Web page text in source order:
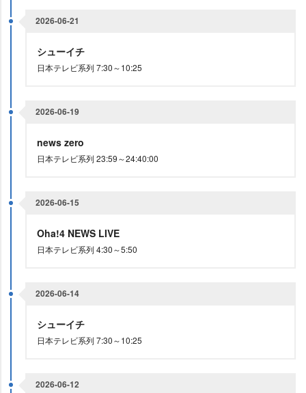
2026-06-21
シューイチ
日本テレビ系列 7:30～10:25
2026-06-19
news zero
日本テレビ系列 23:59～24:40:00
2026-06-15
Oha!4 NEWS LIVE
日本テレビ系列 4:30～5:50
2026-06-14
シューイチ
日本テレビ系列 7:30～10:25
2026-06-12